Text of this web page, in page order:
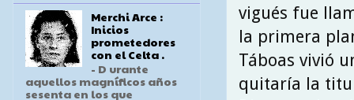
vigués fue
la primera
Táboas vivió
quitaría la
Merchi Arce :
Inicios
prometedores
con el Celta .
- D urante
aquellos magníficos años
sesenta en los que